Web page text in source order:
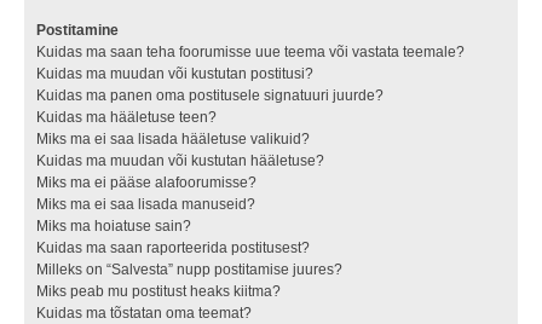
Postitamine
Kuidas ma saan teha foorumisse uue teema või vastata teemale?
Kuidas ma muudan või kustutan postitusi?
Kuidas ma panen oma postitusele signatuuri juurde?
Kuidas ma hääletuse teen?
Miks ma ei saa lisada hääletuse valikuid?
Kuidas ma muudan või kustutan hääletuse?
Miks ma ei pääse alafoorumisse?
Miks ma ei saa lisada manuseid?
Miks ma hoiatuse sain?
Kuidas ma saan raporteerida postitusest?
Milleks on “Salvesta” nupp postitamise juures?
Miks peab mu postitust heaks kiitma?
Kuidas ma tõstatan oma teemat?